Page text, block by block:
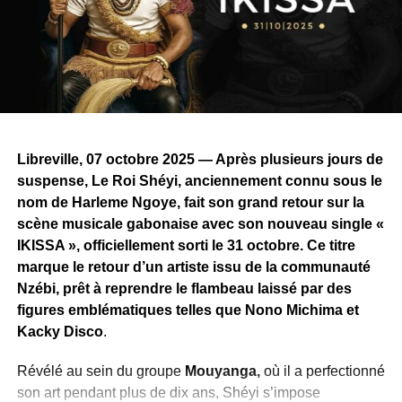
4▪︎Amour par intérêt
5▪︎Ne t’en va pas
Les trois premiers titres plongent dans le tradimoderne, en
continuité directe avec l’identité artistique de Carine Mirly.
l’artiste.
Une voix façonnée par les racines
Originaire deKoula-Moutou, Bouyandza Carine Mirela
— connue sur scène sous le nom de Carine Mirly —
découvre la musique dès l’enfance, imprégnée des
rythmes traditionnels gabonais comme le ndjobi et
l’ingwala. Sous l’influence de sa grand-mère, danseuse
Elle grandit en interprétant les chansons dePatience
Libreville, 07 octobre 2025 — Après plusieurs jours de
suspense, Le Roi Shéyi, anciennement connu sous le
nom de Harleme Ngoye, fait son grand retour sur la
scène musicale gabonaise avec son nouveau single «
IKISSA », officiellement sorti le 31 octobre. Ce titre
marque le retour d’un artiste issu de la communauté
Nzébi, prêt à reprendre le flambeau laissé par des
figures emblématiques telles que Nono Michima et
Kacky Disco.
Révélé au sein du groupe Mouyanga,où il a perfectionné
son art pendant plus de dix ans, Shéyi s’impose